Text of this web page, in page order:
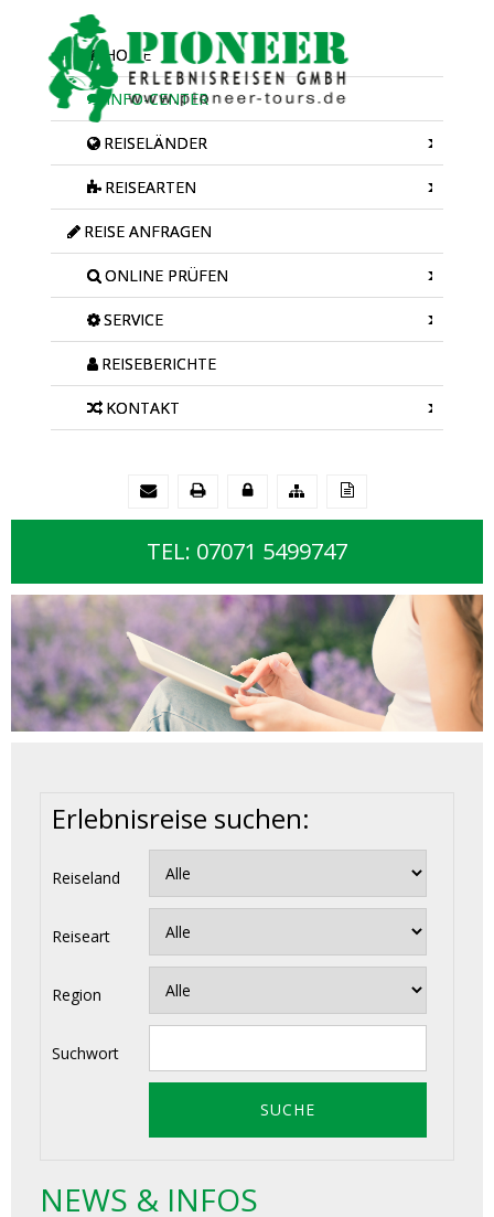
HOME
INFO-CENTER
REISELÄNDER
REISEARTEN
REISE ANFRAGEN
ONLINE PRÜFEN
SERVICE
REISEBERICHTE
KONTAKT
TEL: 07071 5499747
Erlebnisreise suchen:
Reiseland
Reiseart
Region
Suchwort
NEWS & INFOS